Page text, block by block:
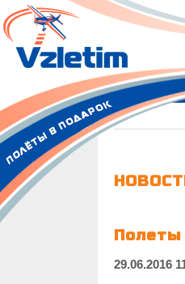
Полеты
29.06.2016